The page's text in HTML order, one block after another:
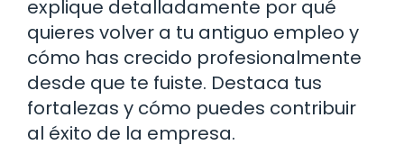
explique detalladamente por qué
quieres volver a tu antiguo empleo y
cómo has crecido profesionalmente
desde que te fuiste. Destaca tus
fortalezas y cómo puedes contribuir
al éxito de la empresa.